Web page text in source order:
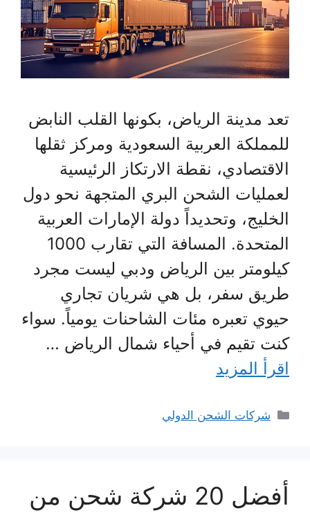
تعد مدينة الرياض، بكونها القلب النابض
للمملكة العربية السعودية ومركز ثقلها
الاقتصادي، نقطة الارتكاز الرئيسية
لعمليات الشحن البري المتجهة نحو دول
الخليج، وتحديداً دولة الإمارات العربية
المتحدة. المسافة التي تقارب 1000
كيلومتر بين الرياض ودبي ليست مجرد
طريق سفر، بل هي شريان تجاري
حيوي تعبره مئات الشاحنات يومياً. سواء
كنت تقيم في أحياء شمال الرياض …
اقرأ المزيد
التصنيفات
شركات الشحن الدولي
أفضل 20 شركة شحن من